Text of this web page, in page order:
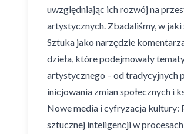
uwzględniając ich rozwój na
artystycznych. Zbadaliśmy, w jaki
Sztuka jako narzędzie
dzieła, które podejmowały
artystycznego – od tradycyjnych
inicjowania zmian społecznych i
Nowe media i cyfryzacja kultury:
sztucznej inteligencji w